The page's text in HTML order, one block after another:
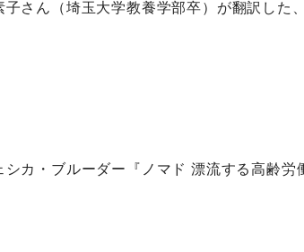
子さん（埼玉大学教養学部卒）が翻訳した
シカ・ブルーダー『ノマド 漂流する高齢労